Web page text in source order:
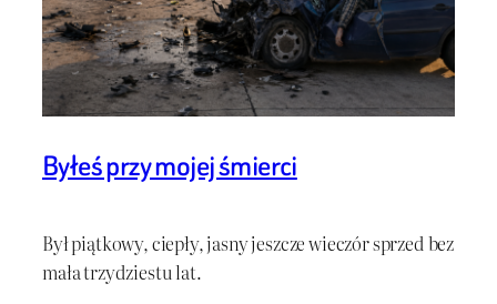
Byłeś przy mojej śmierci
Był piątkowy, ciepły, jasny jeszcze wieczór sprzed bez
mała trzydziestu lat.